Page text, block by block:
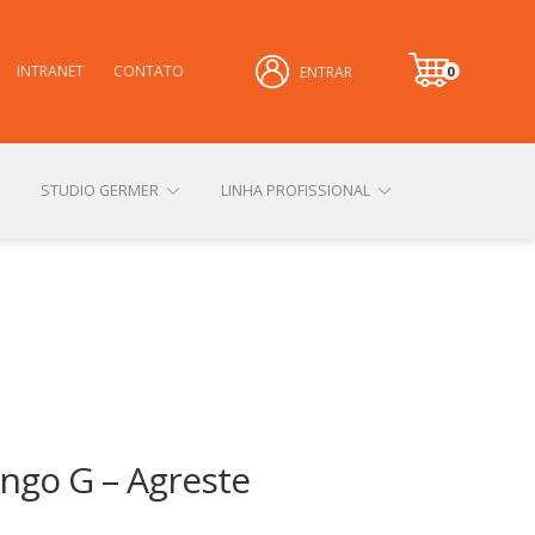
INTRANET CONTATO ENTRAR
0
it
STUDIO GERMER LINHA PROFISSIONAL
G – Agreste